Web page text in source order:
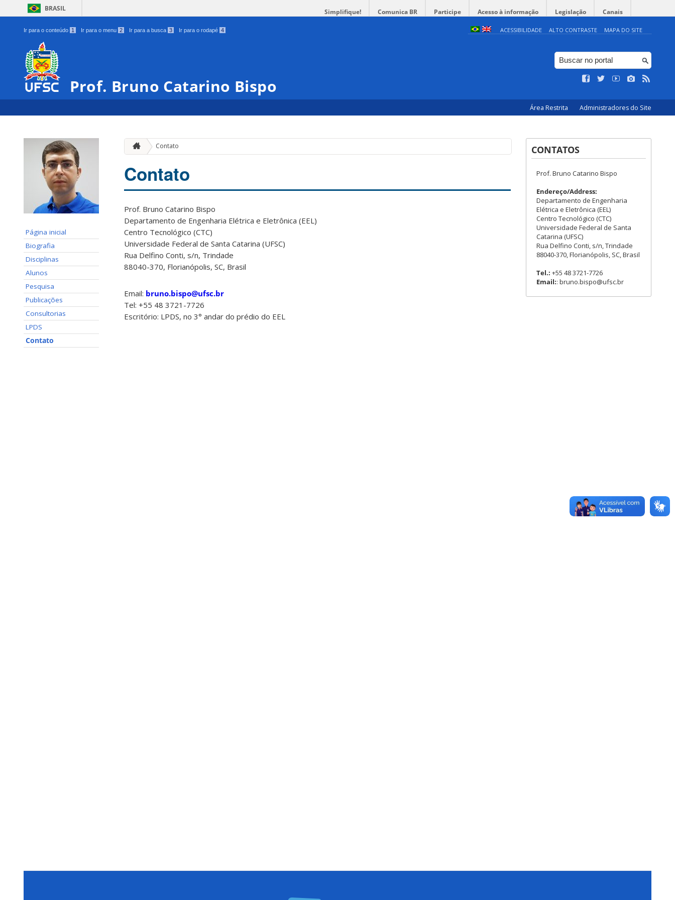
BRASIL Simplifique! Comunica BR Participe Acesso à informação Legislação Canais
Ir para o conteúdo 1 Ir para o menu 2 Ir para a busca 3 Ir para o rodapé 4 ACESSIBILIDADE ALTO CONTRASTE MAPA DO SITE
Prof. Bruno Catarino Bispo
Área Restrita Administradores do Site
Página inicial
Biografia
Disciplinas
Alunos
Pesquisa
Publicações
Consultorias
LPDS
Contato
Contato
Contato
Prof. Bruno Catarino Bispo
Departamento de Engenharia Elétrica e Eletrônica (EEL)
Centro Tecnológico (CTC)
Universidade Federal de Santa Catarina (UFSC)
Rua Delfino Conti, s/n, Trindade
88040-370, Florianópolis, SC, Brasil
Email: bruno.bispo@ufsc.br
Tel: +55 48 3721-7726
Escritório: LPDS, no 3° andar do prédio do EEL
CONTATOS
Prof. Bruno Catarino Bispo
Endereço/Address:
Departamento de Engenharia
Elétrica e Eletrônica (EEL)
Centro Tecnológico (CTC)
Universidade Federal de Santa
Catarina (UFSC)
Rua Delfino Conti, s/n, Trindade
88040-370, Florianópolis, SC, Brasil
Tel.: +55 48 3721-7726
Email:: bruno.bispo@ufsc.br